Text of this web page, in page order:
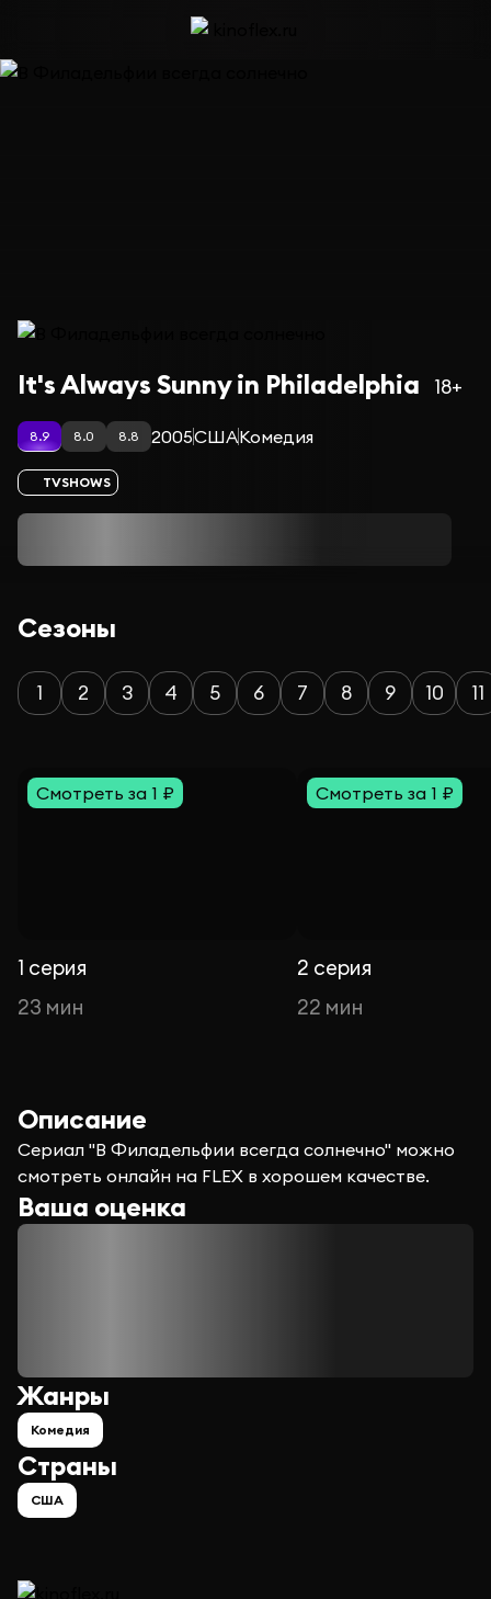
Сериал В Филадельфии всегда солнечно — сезон 17
It's Always Sunny in Philadelphia 18+
8.9 8.0 8.8 2005СШАКомедия
TVSHOWS
Сезоны
1 2 3 4 5 6 7 8 9 10 11
Смотреть за 1 ₽
1 серия
23 мин
Смотреть за 1 ₽
2 серия
22 мин
Описание
Сериал "В Филадельфии всегда солнечно" можно
смотреть онлайн на FLEX в хорошем качестве.
Ваша оценка
Страны
США
Жанры
Комедия